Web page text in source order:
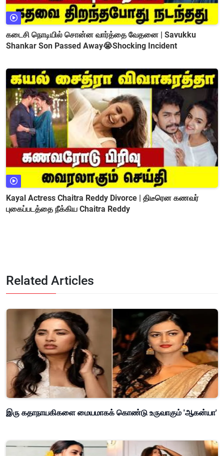
கடைசி நொடியில் சொன்ன வார்த்தை வேதனை | Savukku
Shankar Son Passed Away😭Shocking Incident
Kayal Actress Chaitra Reddy Divorce | திடீரென கணவர்
புகைப்படத்தை நீக்கிய Chaitra Reddy
Related Articles
இரு கதாநாயகிகளை மையமாகக் கொண்டு உருவாகும் 'ஆகன்யா'